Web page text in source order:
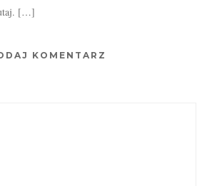
[…]
KOMENTARZ